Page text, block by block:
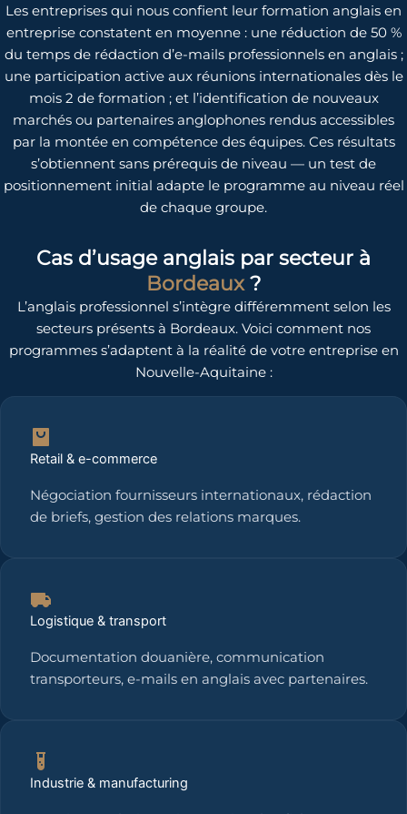
Les entreprises qui nous confient leur formation anglais en
entreprise constatent en moyenne : une réduction de 50 %
du temps de rédaction d’e-mails professionnels en anglais ;
une participation active aux réunions internationales dès le
mois 2 de formation ; et l’identification de nouveaux
marchés ou partenaires anglophones rendus accessibles
par la montée en compétence des équipes. Ces résultats
s’obtiennent sans prérequis de niveau — un test de
positionnement initial adapte le programme au niveau réel
de chaque groupe.
Cas d’usage anglais par secteur à
Bordeaux ?
L’anglais professionnel s’intègre différemment selon les
secteurs présents à Bordeaux. Voici comment nos
programmes s’adaptent à la réalité de votre entreprise en
Nouvelle-Aquitaine :
Retail & e-commerce
Négociation fournisseurs internationaux, rédaction
de briefs, gestion des relations marques.
Logistique & transport
Documentation douanière, communication
transporteurs, e-mails en anglais avec partenaires.
Industrie & manufacturing